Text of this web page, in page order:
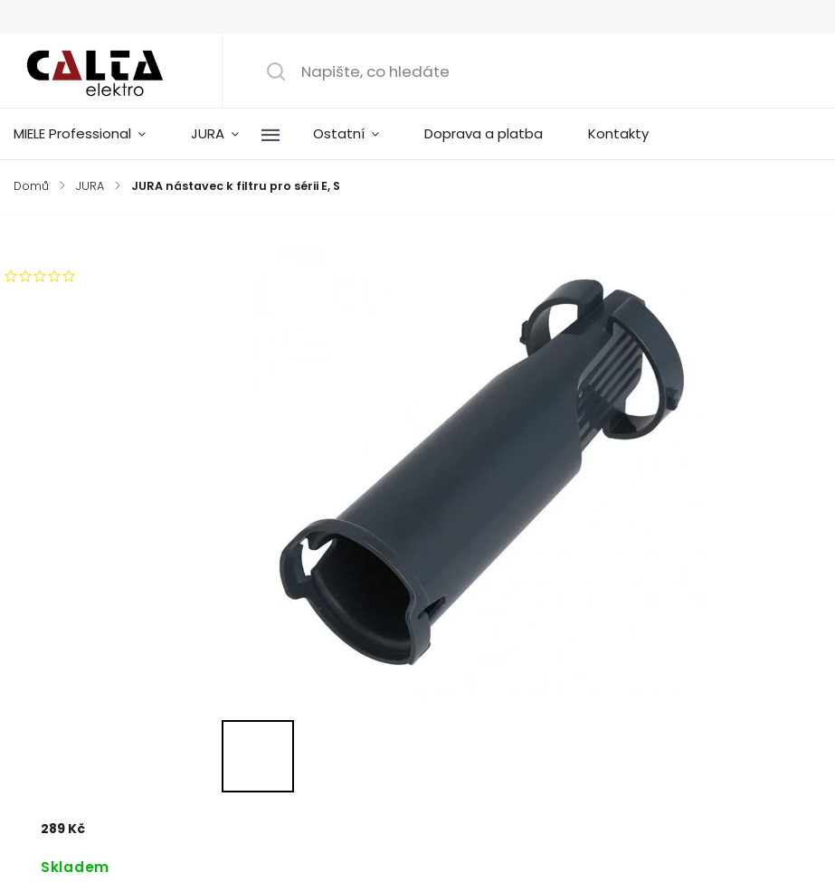
MIELE Professional JURA Ostatní Doprava a platba Kontakty
Domů / JURA / JURA nástavec k filtru pro sérii E, S
289 Kč
Skladem